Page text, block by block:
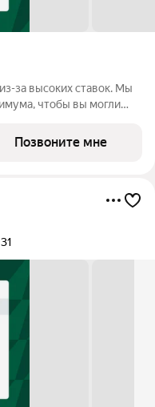
за высоких ставок. Мы
чтобы вы могли
предложение в отделе
Позвоните мне